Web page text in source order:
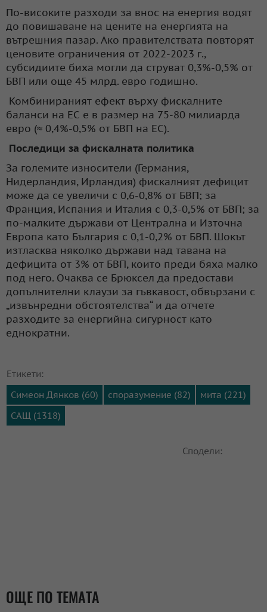
По-високите разходи за внос на енергия водят
до повишаване на цените на енергията на
вътрешния пазар. Ако правителствата повторят
ценовите ограничения от 2022-2023 г.,
субсидиите биха могли да струват 0,3%-0,5% от
БВП или още 45 млрд. евро годишно.
Комбинираният ефект върху фискалните
баланси на ЕС е в размер на 75-80 милиарда
евро (≈ 0,4%-0,5% от БВП на ЕС).
Последици за фискалната политика
За големите износители (Германия,
Нидерландия, Ирландия) фискалният дефицит
може да се увеличи с 0,6-0,8% от БВП; за
Франция, Испания и Италия с 0,3-0,5% от БВП; за
по-малките държави от Централна и Източна
Европа като България с 0,1-0,2% от БВП. Шокът
изтласква няколко държави над тавана на
дефицита от 3% от БВП, които преди бяха малко
под него. Очаква се Брюксел да предостави
допълнителни клаузи за гъвкавост, обвързани с
„извънредни обстоятелства“ и да отчете
разходите за енергийна сигурност като
еднократни.
Етикети:
Симеон Дянков (60)
споразумение (82)
мита (221)
САЩ (1318)
Сподели:
ОЩЕ ПО ТЕМАТА